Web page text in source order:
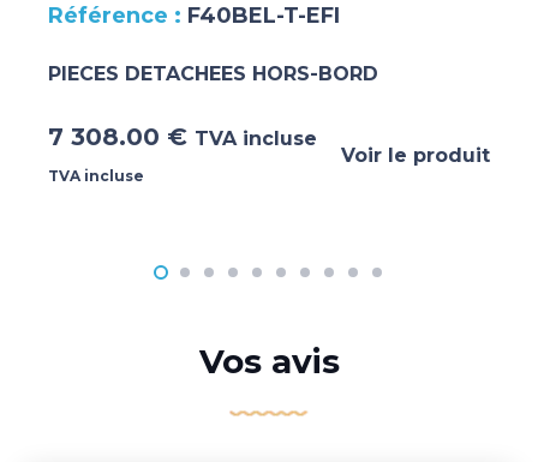
F40BEL-T-EFI
PIECES DETACHEES HORS-BORD
7 308.00 € TVA incluse
TVA incluse
Voir le produit
Vos avis